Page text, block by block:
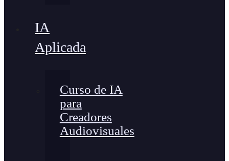
IA
Aplicada
Curso de IA
para
Creadores
Audiovisuales